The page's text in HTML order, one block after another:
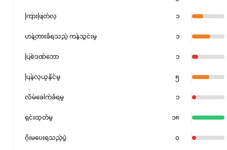
ကြားဖြတ်လု ၁
ဟန့်တားခံရသည့် ကန်သွင်းမှု ၁
ပြစ်ဒဏ်ဘော ၁
ပြန်လုယူနိုင်မှု ၅
လိမ်ခေါက်ခံရမှု ၁
ရှင်းထုတ်မှု ၁၈
ဂိုးမပေးရသည့်ပွဲ ၀